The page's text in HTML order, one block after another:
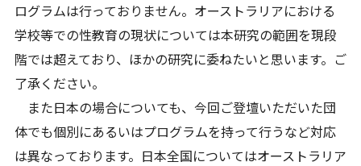
ログラムは行っておりません。オーストラリアにおける
学校等での性教育の現状については本研究の範囲を現段
階では超えており、ほかの研究に委ねたいと思います。ご
了承ください。
また日本の場合についても、今回ご登壇いただいた団
体でも個別にあるいはプログラムを持って行うなど対応
は異なっております。日本全国についてはオーストラリア